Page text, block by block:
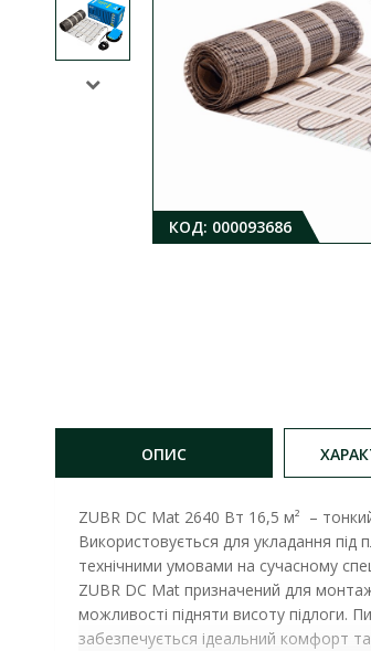
КОД: 000093686
ОПИС
ZUBR DC Mat 2640 Вт 16,5 м² –
Використовується для укладання
технічними умовами на сучасному
ZUBR DC Mat призначений для
можливості підняти висоту підлоги.
забезпечується ідеальний комфорт та